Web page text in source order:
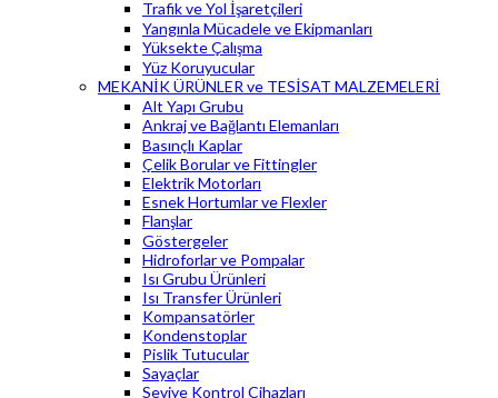
Trafik ve Yol İşaretçileri
Yangınla Mücadele ve Ekipmanları
Yüksekte Çalışma
Yüz Koruyucular
MEKANİK ÜRÜNLER ve TESİSAT MALZEMELERİ
Alt Yapı Grubu
Ankraj ve Bağlantı Elemanları
Basınçlı Kaplar
Çelik Borular ve Fittingler
Elektrik Motorları
Esnek Hortumlar ve Flexler
Flanşlar
Göstergeler
Hidroforlar ve Pompalar
Isı Grubu Ürünleri
Isı Transfer Ürünleri
Kompansatörler
Kondenstoplar
Pislik Tutucular
Sayaçlar
Seviye Kontrol Cihazları